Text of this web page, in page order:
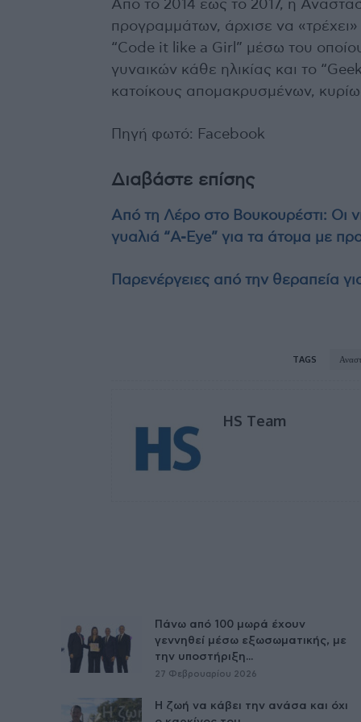
Από το 2014 έως το 2017, η
προγραμμάτων, άρχισε να
“Code it like a Girl” μέσω του
γυναικών κάθε ηλικίας και το
κατοίκους απομακρυσμένων,
Πηγή φωτό: Facebook
Διαβάστε επίσης
Από τη Λέρο στο Βουκουρέστι: Οι
γυαλιά “A-Eye” για τα άτομα με
Παρενέργειες από την θεραπεία
TAGS
HS Team
Πάνω από 100 μωρά έχουν
γεννηθεί μέσω εξωσωματικής, με
την υποστήριξη...
27 Φεβρουαρίου 2026
Η ζωή να κάβει την ανάσα και όχι